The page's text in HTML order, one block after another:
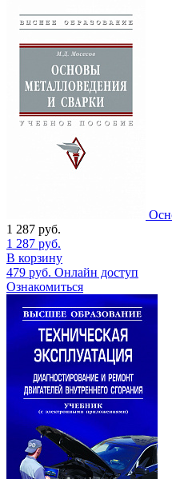
1 287 руб.
1 287 руб.
В корзину
479 руб. Онлайн доступ
Ознакомиться